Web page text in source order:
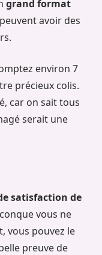
grand format
avoir des
environ 7
précieux colis.
car on sait tous
serait une
satisfaction de
vous ne
vous pouvez le
preuve de